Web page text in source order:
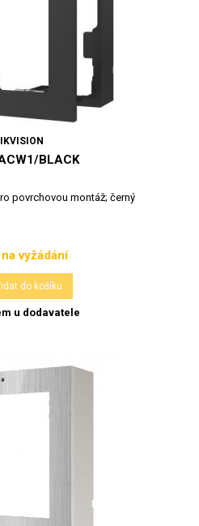
BLACK
povrchovou montáž; černý
Cena
vyžádání
do košíku
u dodavatele